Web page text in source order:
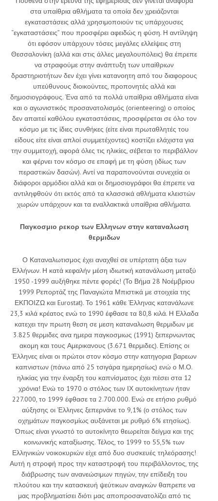
στα υπαίθρια αθλήματα τα οποία δεν χρειάζονται
εγκαταστάσεις αλλά χρησιμοποιούν τις υπάρχουσες
“εγκαταστάσεις” που προσφέρει αφειδώς η φύση. Η αντίληψη
ότι εφόσον υπάρχουν τόσες μεγάλες ελλείψεις στη
Θεσσαλονίκη (αλλά και στις άλλες μεγαλουπόλεις) θα έπρεπε
να στραφούμε στην ανάπτυξη των υπαίθριων
δραστηριοτήτων δεν έχει γίνει κατανοητη από του διαφορους
υπεύθυνους διοικούντες, προπονητές αλλά και
δημοσιογράφους. Ένα από τα πολλά υπαίθρια αθλήματα είναι
και ο αγωνιστικός προσανατολισμός (orienteering) ο οποίος
δεν απαιτεί καθόλου εγκαταστάσεις, προσφέρεται σε όλο τον
κόσμο με τις ίδιες συνθήκες (είτε είναι πρωταθλητές του
είδους είτε είναι απλοί συμμετέχοντες) κοστίζει ελάχιστα για
την συμμετοχή, αφορά όλες τις ηλικίες, σέβεται το περιβάλλον
και φέρνει τον κόσμο σε επαφή με τη φύση (ιδίως των
περαστικών δασών). Αντί να παραπονούνται συνεχεία οι
διάφοροι αρμόδιοι αλλά και οι δημοσιογράφοι θα έπρεπε να
αντιληφθούν ότι εκτός από τα κλασσικά αθλήματα κλειστών
χωρών υπάρχουν και τα εναλλακτικά υπαίθρια αθλήματα.
Παγκοσμιο ρεκορ των Ελληνων στην καταναλωση
θερμιδων
Ο Καταναλωτισμος έχει αναχθεί σε υπέρτατη άξια των
Ελλήνων. Η κατά κεφαλήν μέση ιδιωτική κατανάλωση μεταξύ
1950 -1999 αυξήθηκε πέντε φορές! (Το Βήμα 28 Νοέμβριου
1999 Ρεπορτάζ της Παναγιώτα Μπιστικά με στοιχεία της
ΕΚΠΟΙΖΩ και Eurostat). Το 1961 κάθε Έλληνας κατανάλωνε
23,3 κιλά κρέατος ενώ το 1990 έφθασε τα 80,8 κιλά. Η Ελλαδα
κατεχει την πρωτη θεση σε μεση καταναλωση θερμιδων με
3.825 θερμιδες ανα ημερα παγκοσμιως (1991) ξεπερνωντας
ακομη και τους Αμερικανους (3.671 θερμιδες). Επίσης οι
Έλληνες είναι οι πρώτοι στον κόσμο στην κατηγορια βαρεων
καπνιστων (πάνω από 25 τσιγάρα ημερησίως) ενώ ο Μ.Ο.
ηλικίας για την έναρξη του καπνίσματος έχει πέσει στα 12
χρόνια! Ενώ το 1970 ο στόλος των ΙΧ αυτοκίνητων ήταν
227.000, το 1999 έφθασε τα 2.700.000. Ενώ σε ετήσιο ρυθμό
αύξησης οι Έλληνες ξεπερνάνε το 9,1% (ο στόλος των
οχημάτων παγκοσμίως αυξάνεται με ρυθμό 6% ετησίως).
Όπως είναι γνωστό το αυτοκίνητο θεωρείται δείγμα και της
κοινωνικής καταξίωσης. Τέλος, το 1999 το 55,5% των
Ελληνικών νοικοκυριών είχε από δυο συσκευές τηλεόρασης!
Αυτή η στροφή προς την καταστροφή του περιβάλλοντος, της
διάβρωσης των ανανεώσιμων πηγών, την επίδειξη του
πλούτου και την κατασκευή ψεύτικων αναγκών θαπρεπε να
μας προβληματίσει διότι μας αποπροσανατολίζει από τις